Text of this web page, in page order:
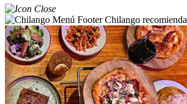
Chilango recomienda